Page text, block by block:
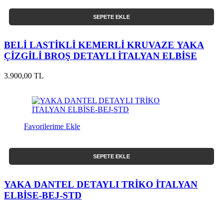
SEPETE EKLE
BELİ LASTİKLİ KEMERLİ KRUVAZE YAKA
ÇİZGİLİ BROŞ DETAYLI İTALYAN ELBİSE
3.900,00 TL
Favorilerime Ekle
SEPETE EKLE
YAKA DANTEL DETAYLI TRİKO İTALYAN
ELBİSE-BEJ-STD